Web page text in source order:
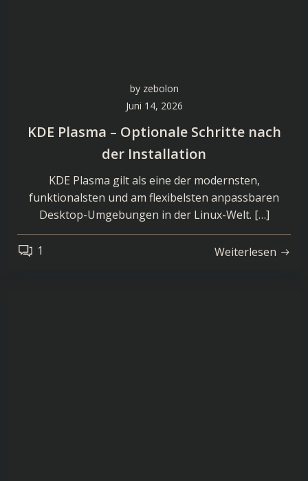
by zebolon
Juni 14, 2026
KDE Plasma – Optionale Schritte nach
der Installation
KDE Plasma gilt als eine der modernsten,
funktionalsten und am flexibelsten anpassbaren
Desktop-Umgebungen in der Linux-Welt. […]
1 Weiterlesen